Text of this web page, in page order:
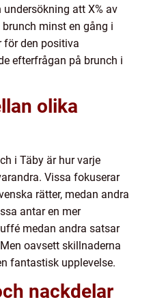
att X% av
minst en gång i
för den positiva
efterfrågan på brunch i
olika
i Täby är hur varje
Vissa fokuserar
rätter, medan andra
antar en mer
medan andra satsar
oavsett skillnaderna
fantastisk upplevelse.
nackdelar